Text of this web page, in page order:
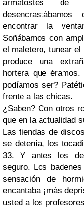
armatostes
encontrar la
Soñábamos con
el maletero, tunear
produce una
hortera que
podíamos ser?
frente a las chicas.
¿Saben? Con otros
que en la actualidad
Las tiendas de
se detenía, los
33. Y antes los
seguro. Los
sensación de
encantaba ¡más
usted a los